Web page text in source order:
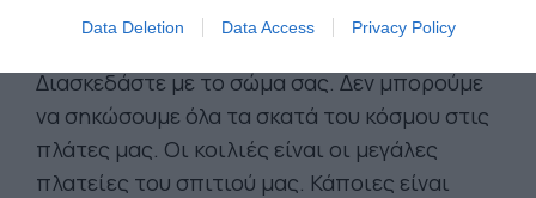
Data Deletion Data Access Privacy Policy
όταν βγει το μωρό με το καλό.
Διασκεδάστε με το σώμα σας. Δεν μπορούμε
να σηκώσουμε όλα τα σκατά του κόσμου στις
πλάτες μας. Οι κοιλιές είναι οι μεγάλες
πλατείες του σπιτιού μας. Κάποιες είναι